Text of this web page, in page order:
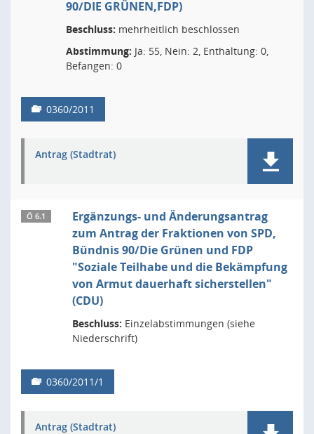
90/DIE GRÜNEN,FDP)
Beschluss: mehrheitlich beschlossen
Abstimmung: Ja: 55, Nein: 2, Enthaltung: 0,
Befangen: 0
0360/2011
Antrag (Stadtrat)
Ö 6.1
Ergänzungs- und Änderungsantrag
zum Antrag der Fraktionen von SPD,
Bündnis 90/Die Grünen und FDP
"Soziale Teilhabe und die Bekämpfung
von Armut dauerhaft sicherstellen"
(CDU)
Beschluss: Einzelabstimmungen (siehe
Niederschrift)
0360/2011/1
Antrag (Stadtrat)